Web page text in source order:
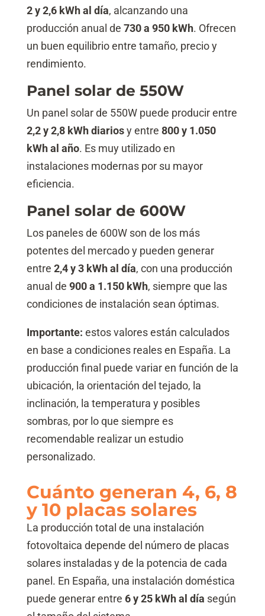
2 y 2,6 kWh al día, alcanzando una
producción anual de 730 a 950 kWh. Ofrecen
un buen equilibrio entre tamaño, precio y
rendimiento.
Panel solar de 550W
Un panel solar de 550W puede producir entre
2,2 y 2,8 kWh diariosy entre 800 y 1.050
kWh al año. Es muy utilizado en
instalaciones modernas por su mayor
eficiencia.
Panel solar de 600W
Los paneles de 600W son de los más
potentes del mercado y pueden generar
entre 2,4 y 3 kWh al día, con una producción
anual de 900 a 1.150 kWh, siempre que las
condiciones de instalación sean óptimas.
Importante: estos valores están calculados
en base a condiciones reales en España. La
producción final puede variar en función de la
ubicación, la orientación del tejado, la
inclinación, la temperatura y posibles
sombras, por lo que siempre es
recomendable realizar un estudio
personalizado.
Cuánto generan 4, 6, 8
y 10 placas solares
La producción total de una instalación
fotovoltaica depende del número de placas
solares instaladas y de la potencia de cada
panel. En España, una instalación doméstica
puede generar entre 6 y 25 kWh al día según